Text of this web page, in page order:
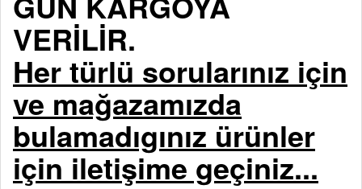
VERİLİR.
Her türlü sorularınız için
ve mağazamızda
bulamadıgınız ürünler
için iletişime geçiniz...